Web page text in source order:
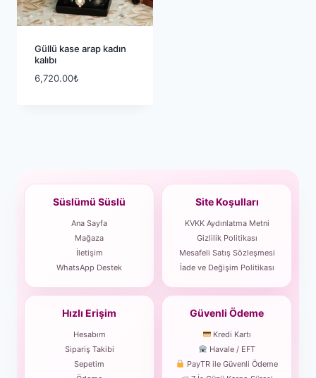
Güllü kase arap kadın
kalıbı
6,720.00₺
Süslümü Süslü
Ana Sayfa
Mağaza
İletişim
WhatsApp Destek
Site Koşulları
KVKK Aydınlatma Metni
Gizlilik Politikası
Mesafeli Satış Sözleşmesi
İade ve Değişim Politikası
Hızlı Erişim
Hesabım
Sipariş Takibi
Sepetim
Güvenli Ödeme
Kredi Kartı
Havale / EFT
PayTR ile Güvenli Ödeme